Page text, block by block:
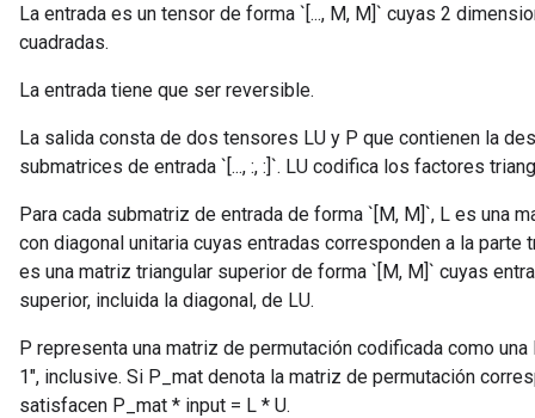
La entrada es un tensor de forma `[..., M, M]` cuyas 2
cuadradas.
La entrada tiene que ser reversible.
La salida consta de dos tensores LU y P que contienen la
submatrices de entrada `[..., :, :]`. LU codifica los factores
Para cada submatriz de entrada de forma `[M, M]`, L es una
con diagonal unitaria cuyas entradas corresponden a la parte
es una matriz triangular superior de forma `[M, M]` cuyas
superior, incluida la diagonal, de LU.
P representa una matriz de permutación codificada como
1", inclusive. Si P_mat denota la matriz de permutación
satisfacen P_mat * input = L * U.